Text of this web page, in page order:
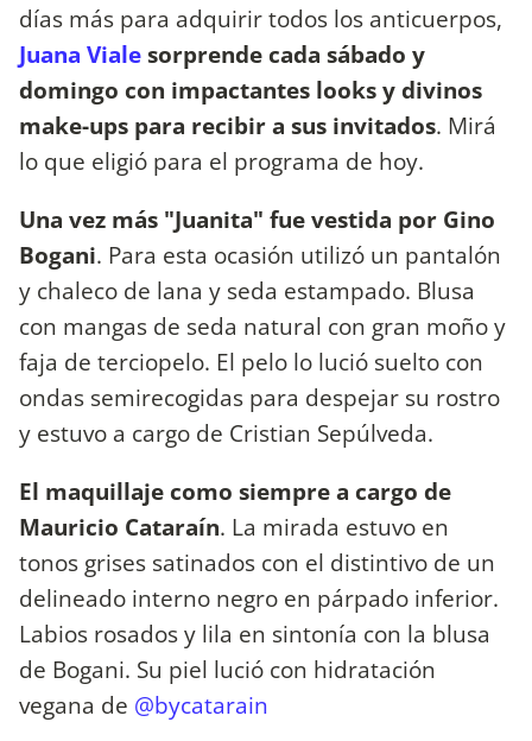
días más para adquirir todos los anticuerpos,
Juana Vialesorprende cada sábado y
domingo con impactantes looks y divinos
make-ups para recibir a sus invitados. Mirá
lo que eligió para el programa de hoy.
Una vez más "Juanita" fue vestida por Gino
Bogani. Para esta ocasión utilizó un pantalón
y chaleco de lana y seda estampado. Blusa
con mangas de seda natural con gran moño y
faja de terciopelo. El pelo lo lució suelto con
ondas semirecogidas para despejar su rostro
y estuvo a cargo de Cristian Sepúlveda.
El maquillaje como siempre a cargo de
Mauricio Cataraín. La mirada estuvo en
tonos grises satinados con el distintivo de un
delineado interno negro en párpado inferior.
Labios rosados y lila en sintonía con la blusa
de Bogani. Su piel lució con hidratación
vegana de @bycatarain